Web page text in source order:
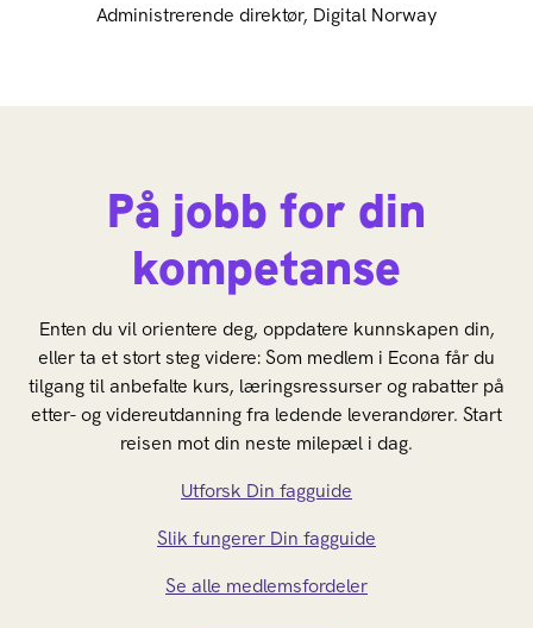
Administrerende direktør, Digital Norway
På jobb for din
kompetanse
Enten du vil orientere deg, oppdatere kunnskapen din,
eller ta et stort steg videre: Som medlem i Econa får du
tilgang til anbefalte kurs, læringsressurser og rabatter på
etter- og videreutdanning fra ledende leverandører. Start
reisen mot din neste milepæl i dag.
Utforsk Din fagguide
Slik fungerer Din fagguide
Se alle medlemsfordeler